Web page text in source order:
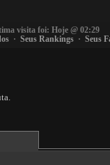
visita foi: Hoje @ 02:29
· Seus Rankings · Seus